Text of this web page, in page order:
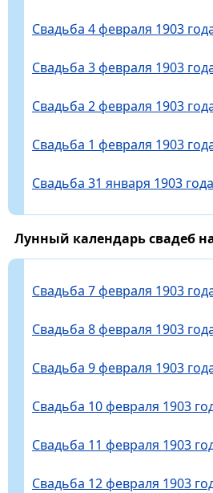
Свадьба 4 февраля 1903
Свадьба 3 февраля 1903
Свадьба 2 февраля 1903
Свадьба 1 февраля 1903
Свадьба 31 января 1903 года
Лунный календарь свадеб
Свадьба 7 февраля 1903
Свадьба 8 февраля 1903
Свадьба 9 февраля 1903
Свадьба 10 февраля 1903
Свадьба 11 февраля 1903
Свадьба 12 февраля 1903